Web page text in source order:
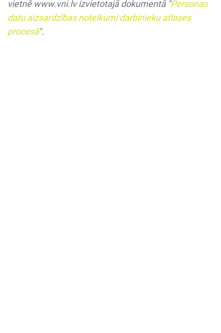
vietnē www.vni.lvizvietotajā dokumentā "Personas
datu aizsardzības noteikumi darbinieku atlases
procesā".